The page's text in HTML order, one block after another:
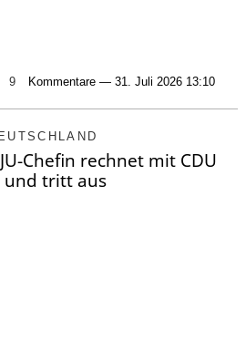
9 Kommentare — 31. Juli 2026 13:10
Chefin rechnet mit CDU
und tritt aus